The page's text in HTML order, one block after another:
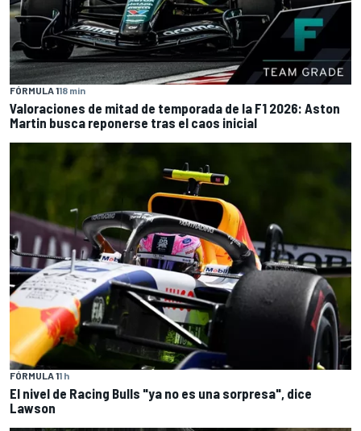
FÓRMULA 118 min
Valoraciones de mitad de temporada de la F1 2026: Aston
Martin busca reponerse tras el caos inicial
FÓRMULA 11 h
El nivel de Racing Bulls "ya no es una sorpresa", dice
Lawson